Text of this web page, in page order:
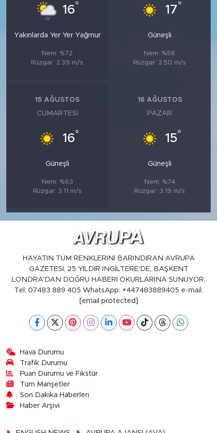
16°
Yakınlarda Yer Yer Yağmur
Nem: %72
Rüzgar: 2.39 m/s
17°
Güneşli
Nem: %58
Rüzgar: 2.50 m/s
15 AĞUSTOS
CUMARTESI
16°
Güneşli
Nem: %63
Rüzgar: 3.11 m/s
16 AĞUSTOS
PAZAR
15°
Güneşli
Nem: %74
Rüzgar: 3.19 m/s
HAYATIN TÜM RENKLERİNİ BARINDIRAN AVRUPA
GAZETESİ, 25 YILDIR İNGİLTERE'DE, BAŞKENT
LONDRA'DAN DOĞRU HABERİ OKURLARINA SUNUYOR.
Tel: 07483 889 405 WhatsApp: +447483889405 e-mail:
[email protected]
Hava Durumu
Trafik Durumu
Puan Durumu ve Fikstür
Tüm Manşetler
Son Dakika Haberleri
Haber Arşivi